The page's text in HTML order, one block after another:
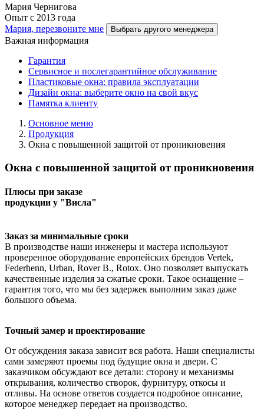
Мария Чернигова
Опыт с 2013 года
Мария, перезвоните мне
Выбрать другого менеджера
Важная информация
Гарантия
Cервисное и послегарантийное обслуживание
Пластиковые окна: правила эксплуатации
Дизайн окна: выберите окно на свой вкус
Памятка клиенту
Основное меню
Продукция
Окна с повышенной защитой от проникновения
Окна с повышенной защитой от проникновения
Плюсы при заказе
продукции у "Висла"
Заказ за минимальные сроки
В производстве наши инженеры и мастера используют
проверенное оборудование европейских брендов Vertek,
Federhenn, Urban, Rover B., Rotox. Оно позволяет выпускать
качественные изделия за сжатые сроки. Такое оснащение –
гарантия того, что мы без задержек выполним заказ даже
большого объема.
Точный замер и проектирование
От обсуждения заказа зависит вся работа. Наши специалисты
сами замеряют проемы под будущие окна и двери. С
заказчиком обсуждают все детали: сторону и механизмы
открывания, количество створок, фурнитуру, откосы и
отливы. На основе ответов создается подробное описание,
которое менеджер передает на производство.